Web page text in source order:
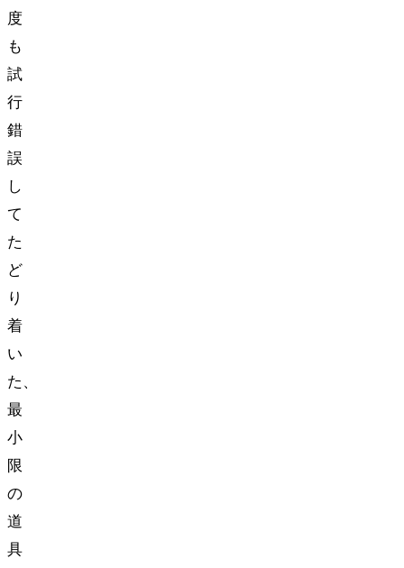
度
も
試
行
錯
誤
し
て
た
ど
り
着
い
た、
最
小
限
の
道
具